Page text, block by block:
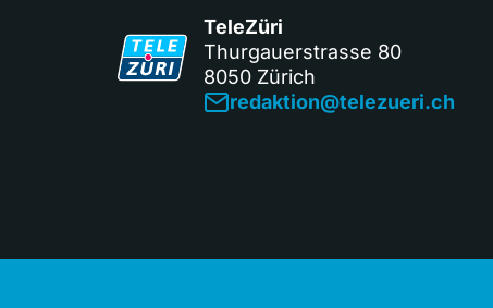
TeleZüri
Thurgauerstrasse 80
8050 Zürich
redaktion@telezueri.ch